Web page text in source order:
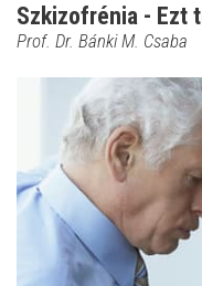
Szkizofrénia - Ezt
Prof. Dr. Bánki M. Csaba